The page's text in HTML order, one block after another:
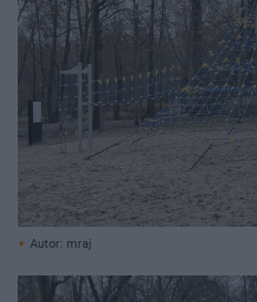
Autor: mraj